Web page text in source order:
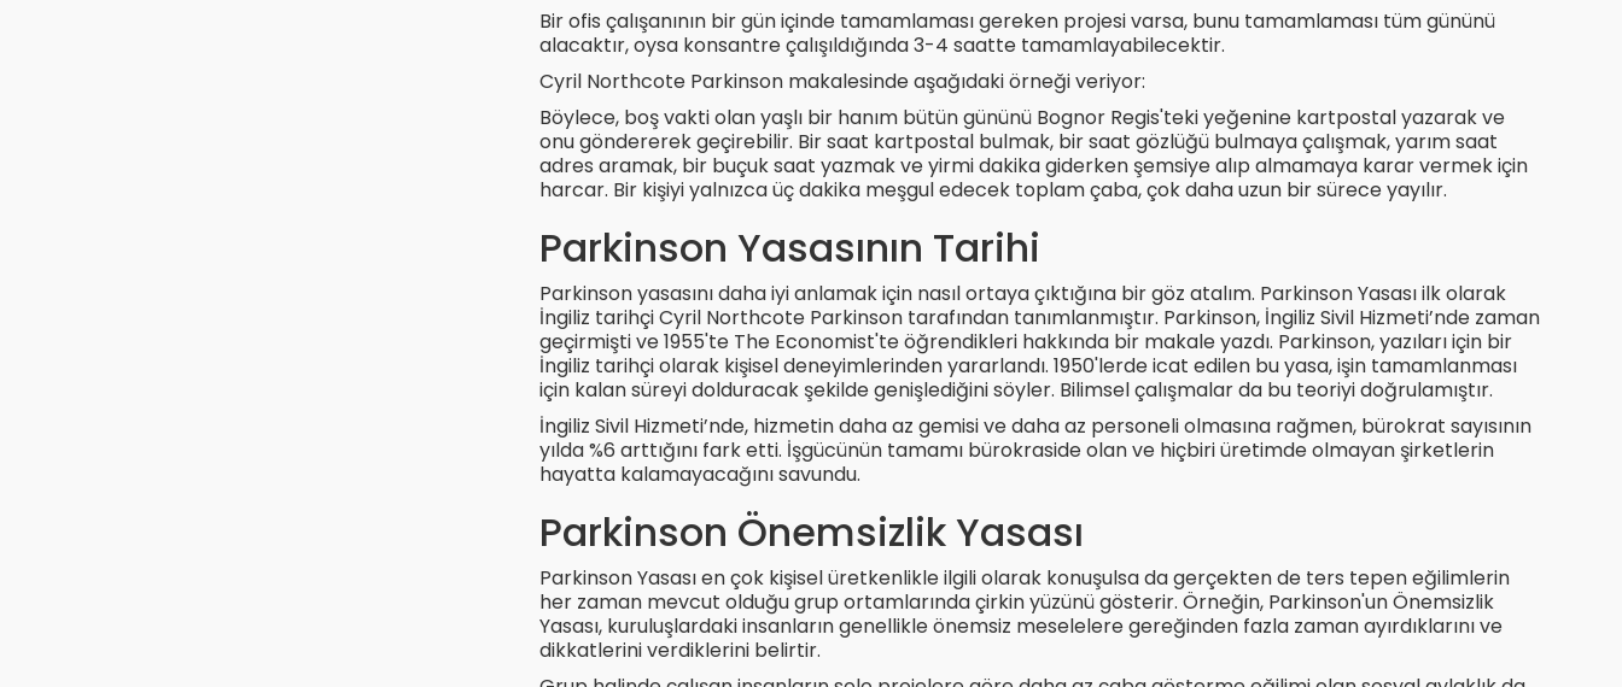
Bir ofis çalışanının bir gün içinde tamamlaması gereken projesi varsa, bunu tamamlaması tüm gününü
alacaktır, oysa konsantre çalışıldığında 3-4 saatte tamamlayabilecektir.
Cyril Northcote Parkinson makalesinde aşağıdaki örneği veriyor:
Böylece, boş vakti olan yaşlı bir hanım bütün gününü Bognor Regis'teki yeğenine kartpostal yazarak ve
onu göndererek geçirebilir. Bir saat kartpostal bulmak, bir saat gözlüğü bulmaya çalışmak, yarım saat
adres aramak, bir buçuk saat yazmak ve yirmi dakika giderken şemsiye alıp almamaya karar vermek için
harcar. Bir kişiyi yalnızca üç dakika meşgul edecek toplam çaba, çok daha uzun bir sürece yayılır.
Parkinson Yasasının Tarihi
Parkinson yasasını daha iyi anlamak için nasıl ortaya çıktığına bir göz atalım. Parkinson Yasası ilk olarak
İngiliz tarihçi Cyril Northcote Parkinson tarafından tanımlanmıştır. Parkinson, İngiliz Sivil Hizmeti’nde zaman
geçirmişti ve 1955'te The Economist'te öğrendikleri hakkında bir makale yazdı. Parkinson, yazıları için bir
İngiliz tarihçi olarak kişisel deneyimlerinden yararlandı. 1950'lerde icat edilen bu yasa, işin tamamlanması
için kalan süreyi dolduracak şekilde genişlediğini söyler. Bilimsel çalışmalar da bu teoriyi doğrulamıştır.
İngiliz Sivil Hizmeti’nde, hizmetin daha az gemisi ve daha az personeli olmasına rağmen, bürokrat sayısının
yılda %6 arttığını fark etti. İşgücünün tamamı bürokraside olan ve hiçbiri üretimde olmayan şirketlerin
hayatta kalamayacağını savundu.
Parkinson Önemsizlik Yasası
Parkinson Yasası en çok kişisel üretkenlikle ilgili olarak konuşulsa da gerçekten de ters tepen eğilimlerin
her zaman mevcut olduğu grup ortamlarında çirkin yüzünü gösterir. Örneğin, Parkinson'un Önemsizlik
Yasası, kuruluşlardaki insanların genellikle önemsiz meselelere gereğinden fazla zaman ayırdıklarını ve
dikkatlerini verdiklerini belirtir.